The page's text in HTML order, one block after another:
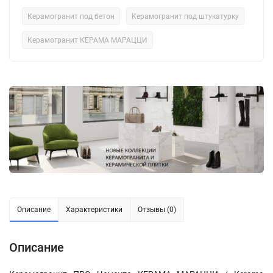
Керамогранит под бетон Керамогранит под штукатурку
Керамогранит КЕРАМА МАРАЦЦИ
Описание Характеристики Отзывы (0)
Описание